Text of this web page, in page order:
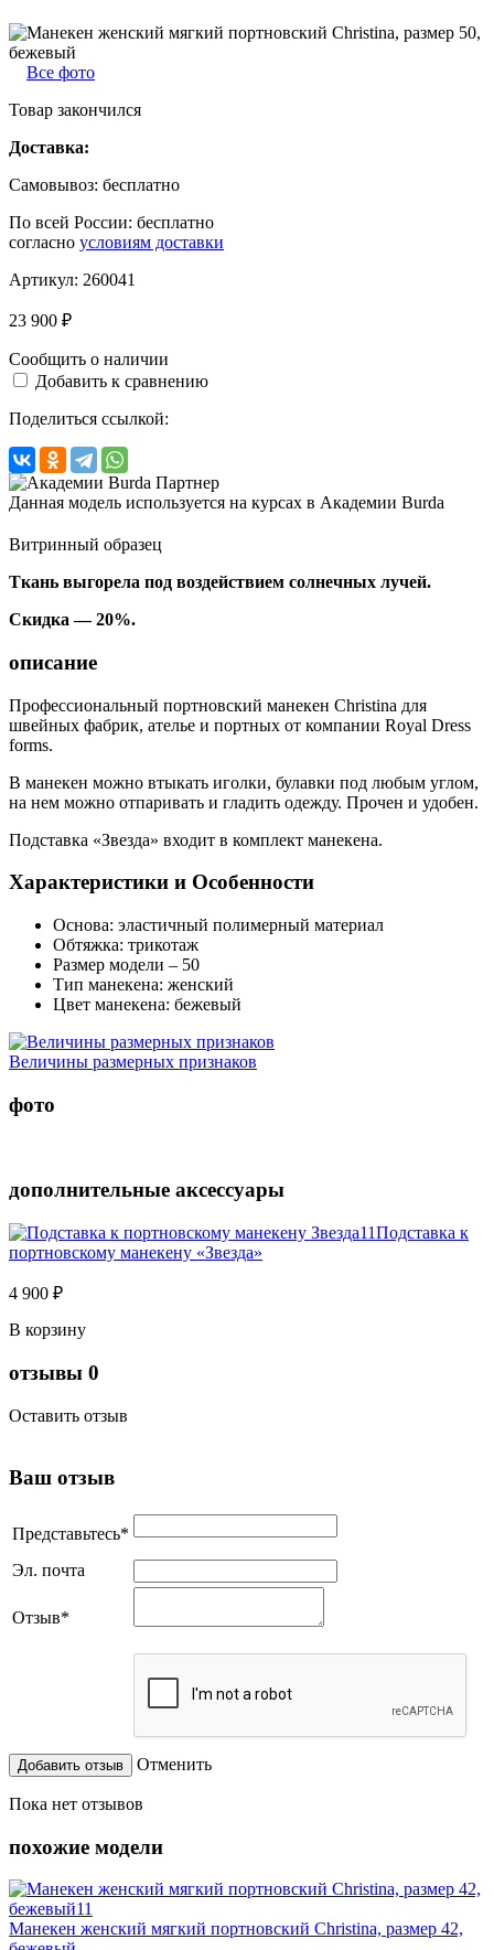
Все фото
Товар закончился
Доставка:
Самовывоз: бесплатно
По всей России: бесплатно
согласно условиям доставки
Артикул: 260041
23 900 ₽
Сообщить о наличии
Добавить к сравнению
Поделиться ссылкой:
Данная модель используется на курсах в Академии Burda
Витринный образец
Ткань выгорела под воздействием солнечных лучей.
Скидка — 20%.
описание
Профессиональный портновский манекен Christina для
швейных фабрик, ателье и портных от компании Royal Dress
forms.
В манекен можно втыкать иголки, булавки под любым углом,
на нем можно отпаривать и гладить одежду. Прочен и удобен.
Подставка «Звезда» входит в комплект манекена.
Характеристики и Особенности
Основа: эластичный полимерный материал
Обтяжка: трикотаж
Размер модели – 50
Тип манекена: женский
Цвет манекена: бежевый
Величины размерных признаков
фото
дополнительные аксессуары
Подставка к
портновскому манекену «Звезда»
4 900 ₽
В корзину
отзывы 0
Оставить отзыв
Ваш отзыв
Представьтесь*
Эл. почта
Отзыв*
Отменить
Пока нет отзывов
похожие модели
Манекен женский мягкий портновский Christina, размер 42,